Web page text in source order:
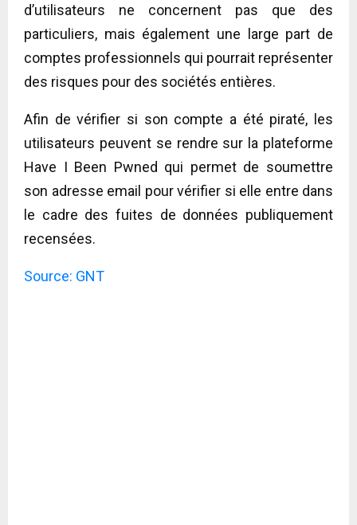
d’utilisateurs ne concernent pas que des
particuliers, mais également une large part de
comptes professionnels qui pourrait représenter
des risques pour des sociétés entières.
Afin de vérifier si son compte a été piraté, les
utilisateurs peuvent se rendre sur la plateforme
Have I Been Pwned qui permet de soumettre
son adresse email pour vérifier si elle entre dans
le cadre des fuites de données publiquement
recensées.
Source: GNT